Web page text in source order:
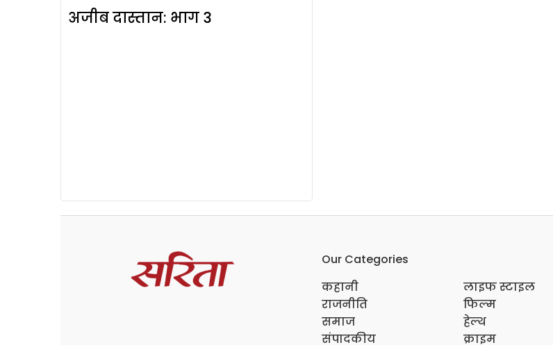
अजीब दास्तान: भाग 3
Our Categories
कहानी
राजनीति
समाज
संपादकीय
लाइफ स्टाइल
फिल्म
हेल्थ
क्राइम